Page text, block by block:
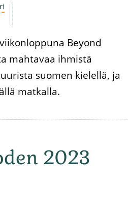
Beyond
mahtavaa ihmistä
suomen kielellä, ja
matkalla.
2023